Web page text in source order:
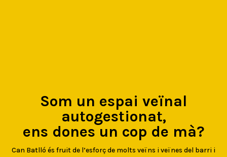
Som un espai veïnal
autogestionat,
ens dones un cop de mà?
Can Batlló és fruit de l’esforç de molts veïns i veïnes del barri i